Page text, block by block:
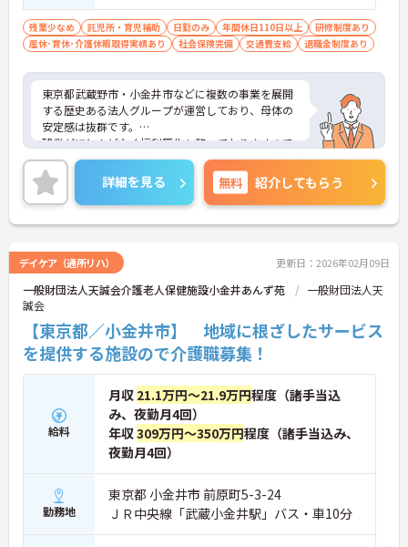
残業少なめ 託児所・育児補助 日勤のみ 年間休日110日以上
研修制度あり
産休･育休･介護休暇取得実績あり
社会保険完備 交通費支給 退職金制度あり
東京都武蔵野市・小金井市などに複数の事業を展開
する歴史ある法人グループが運営しており、母体の
安定感は抜群です。
残業がほとんどなく福利厚生も整っておりますので
安心して就業していただけます。
ご興味のある方はお気軽にお問い合わせ下さいま
せ。
詳細を見る 無料 紹介してもらう
デイケア（通所リハ） 更新日：2026年02月09日
一般財団法人天誠会介護老人保健施設小金井あんず苑
一般財団法人天
誠会
【東京都／小金井市】 地域に根ざしたサービス
を提供する施設ので介護職募集！
給料
月収 21.1万円～21.9万円程度（諸手当込
み、夜勤月4回）
年収309万円～350万円程度（諸手当込み、
夜勤月4回）
勤務地
東京都 小金井市 前原町5-3-24
ＪＲ中央線「武蔵小金井駅」バス・車10分